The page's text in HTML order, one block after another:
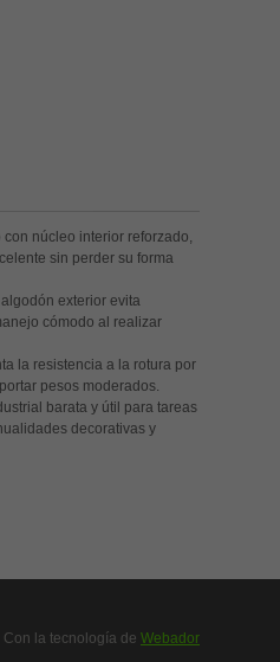
núcleo interior reforzado,
sin perder su forma
exterior evita
cómodo al realizar
la resistencia a la rotura por
pesos moderados.
barata y útil para tareas
decorativas y
Con la tecnología de Webador